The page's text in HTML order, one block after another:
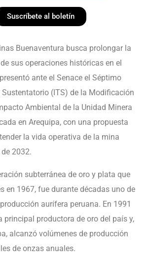
Suscríbete al boletín
Buenaventura busca prolongar la
sus operaciones históricas en el
ante el Senace el Séptimo
Sustentatorio (ITS) de la Modificación
Ambiental de la Unidad Minera
en Arequipa, con una propuesta
la vida operativa de la mina
2032.
subterránea de oro y plata que
en 1967, fue durante décadas uno de
aurífera peruana. En 1991
principal productora de oro del país y,
alcanzó volúmenes de producción
de onzas anuales.